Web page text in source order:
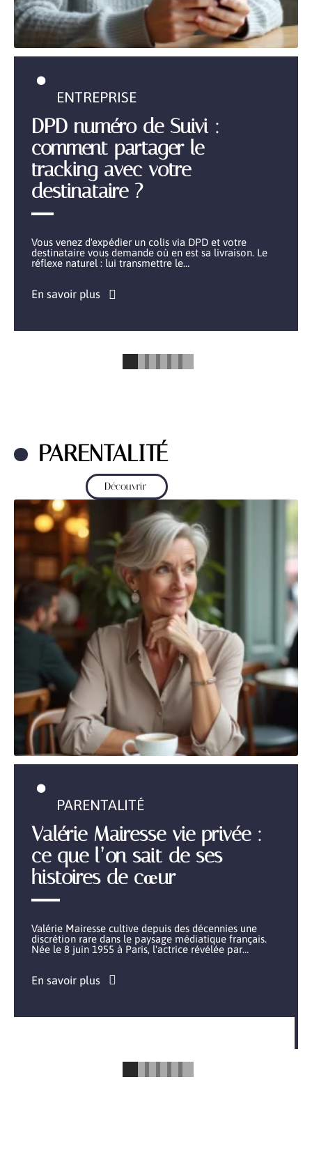
ENTREPRISE
DPD numéro de Suivi :
comment partager le
tracking avec votre
destinataire ?
Vous venez d'expédier un colis via DPD et votre
destinataire vous demande où en est sa livraison. Le
réflexe naturel : lui transmettre le…
En savoir plus
PARENTALITÉ
Découvrir
PARENTALITÉ
Valérie Mairesse vie privée :
ce que l’on sait de ses
histoires de cœur
Valérie Mairesse cultive depuis des décennies une
discrétion rare dans le paysage médiatique français.
Née le 8 juin 1955 à Paris, l'actrice révélée par…
En savoir plus